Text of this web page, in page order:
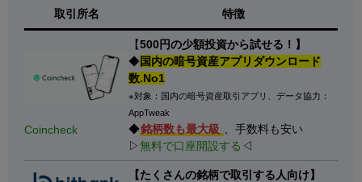
取引所名 特徴
Coincheck
【500円の少額投資から試せる！】
◆国内の暗号資産アプリダウンロード
数.No1
※対象：国内の暗号資産取引アプリ、データ協力：
AppTweak
◆銘柄数も最大級
、手数料も安い
▷無料で口座開設する ◁
【たくさんの銘柄で取引する人向け】